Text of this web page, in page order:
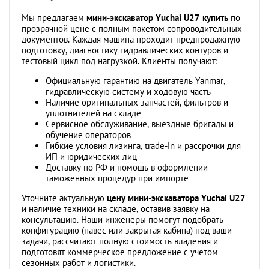
Мы предлагаем мини-экскаватор Yuchai U27 купить по
прозрачной цене с полным пакетом сопроводительных
документов. Каждая машина проходит предпродажную
подготовку, диагностику гидравлических контуров и
тестовый цикл под нагрузкой. Клиенты получают:
Официальную гарантию на двигатель Yanmar,
гидравлическую систему и ходовую часть
Наличие оригинальных запчастей, фильтров и
уплотнителей на складе
Сервисное обслуживание, выездные бригады и
обучение операторов
Гибкие условия лизинга, trade-in и рассрочки для
ИП и юридических лиц
Доставку по РФ и помощь в оформлении
таможенных процедур при импорте
Уточните актуальную цену мини-экскаватора Yuchai U27
и наличие техники на складе, оставив заявку на
консультацию. Наши инженеры помогут подобрать
конфигурацию (навес или закрытая кабина) под ваши
задачи, рассчитают полную стоимость владения и
подготовят коммерческое предложение с учетом
сезонных работ и логистики.